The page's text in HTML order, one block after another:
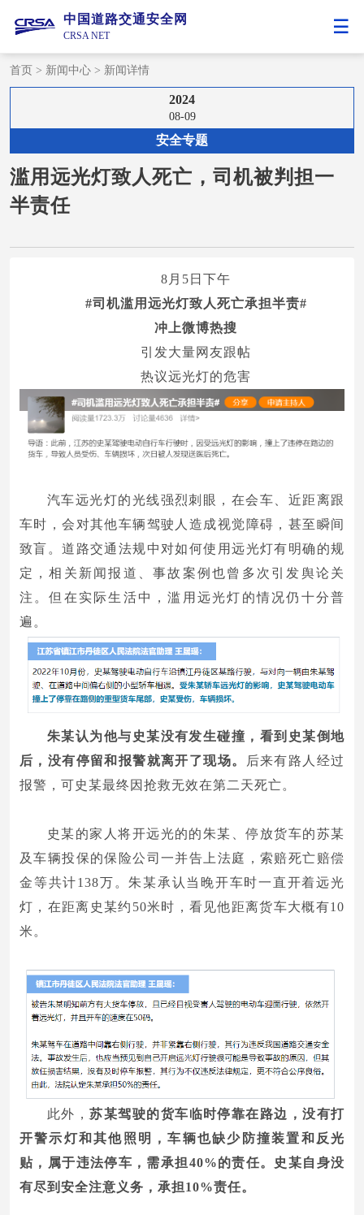
中国道路交通安全网
CRSA NET
首页 > 新闻中心 > 新闻详情
2024
08-09
安全专题
滥用远光灯致人死亡，司机被判担一
半责任
8月5日下午
#司机滥用远光灯致人死亡承担半责#
冲上微博热搜
引发大量网友跟帖
热议远光灯的危害
汽车远光灯的光线强烈刺眼，在会车、近距离跟
车时，会对其他车辆驾驶人造成视觉障碍，甚至瞬间
致盲。道路交通法规中对如何使用远光灯有明确的规
定，相关新闻报道、事故案例也曾多次引发舆论关
注。但在实际生活中，滥用远光灯的情况仍十分普
遍。
朱某认为他与史某没有发生碰撞，看到史某倒地
后，没有停留和报警就离开了现场。
后来有路人经过
报警，可史某最终因抢救无效在第二天死亡。
史某的家人将开远光的的朱某、停放货车的苏某
及车辆投保的保险公司一并告上法庭，索赔死亡赔偿
金等共计138万。朱某承认当晚开车时一直开着远光
灯，在距离史某约50米时，看见他距离货车大概有10
米。
此外，苏某驾驶的货车临时停靠在路边，没有打
开警示灯和其他照明，车辆也缺少防撞装置和反光
贴，属于违法停车，需承担40%的责任。史某自身没
有尽到安全注意义务，承担10%责任。